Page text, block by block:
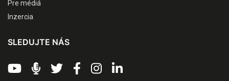
Pre médiá
Inzercia
SLEDUJTE NÁS